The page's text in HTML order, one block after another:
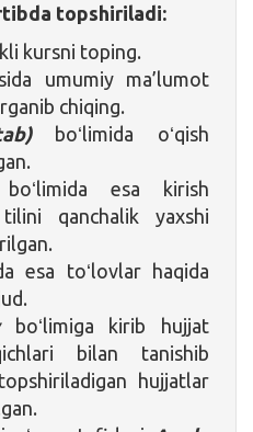
topshiriladi:
kursni toping.
umumiy ma’lumot
chiqing.
boʻlimida oʻqish
esa kirish
qanchalik yaxshi
esa toʻlovlar haqida
boʻlimiga kirib hujjat
bilan tanishib
hujjatlar